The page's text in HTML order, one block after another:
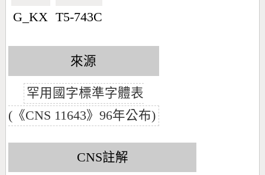
G_KX T5-743C
來源
罕用國字標準字體表
(《CNS 11643》96年公布)
CNS註解